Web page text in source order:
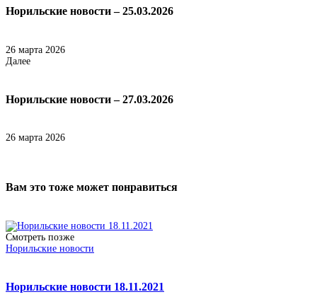
Норильские новости – 25.03.2026
26 марта 2026
Далее
Норильские новости – 27.03.2026
26 марта 2026
Вам это тоже может понравиться
Смотреть позже
Норильские новости
Норильские новости 18.11.2021